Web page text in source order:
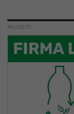
PROGETTI